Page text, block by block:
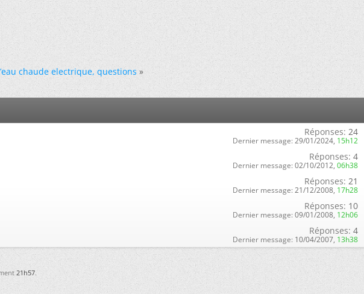
chaude electrique, questions »
Réponses: 24
Dernier message: 29/01/2024, 15h12
Réponses: 4
Dernier message: 02/10/2012, 06h38
Réponses: 21
Dernier message: 21/12/2008, 17h28
Réponses: 10
Dernier message: 09/01/2008, 12h06
Réponses: 4
Dernier message: 10/04/2007, 13h38
21h57.